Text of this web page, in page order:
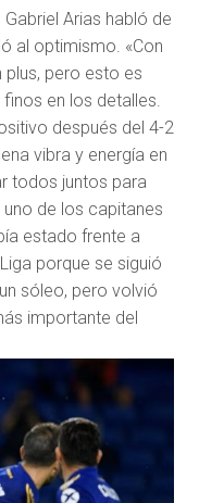
Arias habló de
al optimismo. «Con
plus, pero esto es
en los detalles.
después del 4-2
vibra y energía en
todos juntos para
uno de los capitanes
estado frente a
porque se siguió
sóleo, pero volvió
importante del